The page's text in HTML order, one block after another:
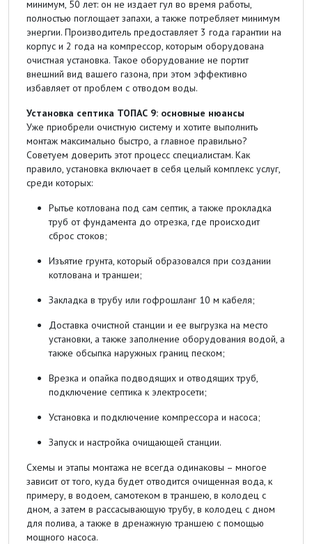
минимум, 50 лет: он не издает гул во время работы,
полностью поглощает запахи, а также потребляет минимум
энергии. Производитель предоставляет 3 года гарантии на
корпус и 2 года на компрессор, которым оборудована
очистная установка. Такое оборудование не портит
внешний вид вашего газона, при этом эффективно
избавляет от проблем с отводом воды.
Установка септика ТОПАС 9: основные нюансы
Уже приобрели очистную систему и хотите выполнить
монтаж максимально быстро, а главное правильно?
Советуем доверить этот процесс специалистам. Как
правило, установка включает в себя целый комплекс услуг,
среди которых:
Рытье котлована под сам септик, а также прокладка
труб от фундамента до отрезка, где происходит
сброс стоков;
Изъятие грунта, который образовался при создании
котлована и траншеи;
Закладка в трубу или гофрошланг 10 м кабеля;
Доставка очистной станции и ее выгрузка на место
установки, а также заполнение оборудования водой, а
также обсыпка наружных границ песком;
Врезка и опайка подводящих и отводящих труб,
подключение септика к электросети;
Установка и подключение компрессора и насоса;
Запуск и настройка очищающей станции.
Схемы и этапы монтажа не всегда одинаковы – многое
зависит от того, куда будет отводится очищенная вода, к
примеру, в водоем, самотеком в траншею, в колодец с
дном, а затем в рассасывающую трубу, в колодец с дном
для полива, а также в дренажную траншею с помощью
мощного насоса.